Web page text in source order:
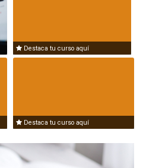
Destaca tu curso aquí
Destaca tu curso aquí